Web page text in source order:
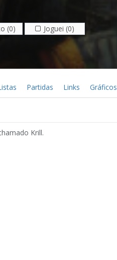
(0) Joguei (0)
Partidas Links Gráficos
Krill.